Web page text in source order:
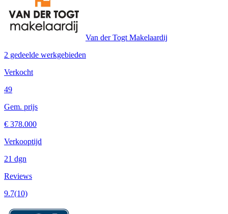
Van der Togt Makelaardij
2 gedeelde werkgebieden
Verkocht
49
Gem. prijs
€ 378.000
Verkooptijd
21 dgn
Reviews
9.7(10)